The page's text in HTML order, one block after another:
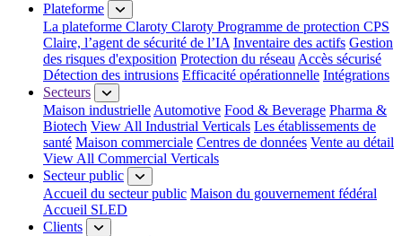
Plateforme
La plateforme Claroty Claroty Programme de protection CPS
Claire, l’agent de sécurité de l’IA Inventaire des actifs Gestion
des risques d'exposition Protection du réseauAccès sécurisé
Détection des intrusions Efficacité opérationnelle Intégrations
Secteurs
Maison industrielleAutomotive Food & Beverage Pharma &
Biotech View All Industrial Verticals Les établissements de
santé Maison commerciale Centres de données Vente au détail
View All Commercial Verticals
Secteur public
Accueil du secteur public Maison du gouvernement fédéral
Accueil SLED
Clients